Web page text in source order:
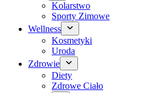
Kolarstwo
Sporty Zimowe
Wellness
Kosmetyki
Uroda
Zdrowie
Diety
Zdrowe Ciało